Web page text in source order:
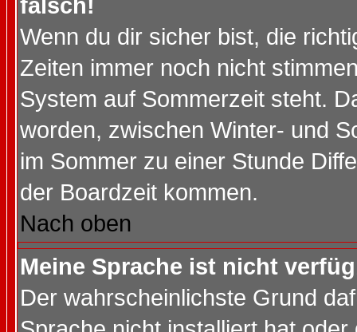
falsch!
Wenn du dir sicher bist, die
Zeiten immer noch nicht
System auf Sommerzeit steht.
worden, zwischen Winter- und
im Sommer zu einer Stunde
der Boardzeit kommen.
Nach oben
Meine Sprache ist nicht
Der wahrscheinlichste Grund